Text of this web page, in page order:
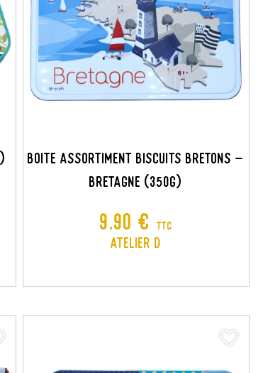
Boite Assortiment Biscuits Bretons -
Bretagne (350G)
Prix
9,90 € TTC
Atelier D
favorite_border